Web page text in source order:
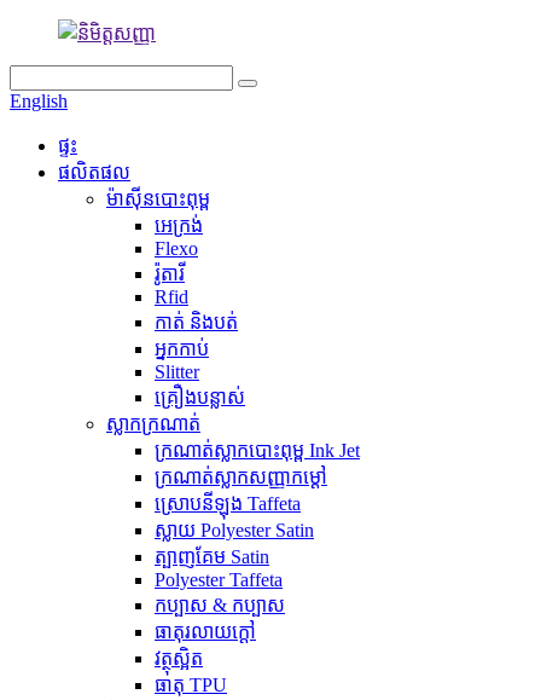
English
ផ្ទះ
ផលិតផល
ម៉ាស៊ីនបោះពុម្ព
អេក្រង់
Flexo
រ៉ូតារី
Rfid
កាត់ និងបត់
អ្នកកាប់
Slitter
គ្រឿងបន្លាស់
ស្លាកក្រណាត់
ក្រណាត់ស្លាកបោះពុម្ព Ink Jet
ក្រណាត់ស្លាកសញ្ញាកម្ដៅ
ស្រោបនីឡុង Taffeta
ស្លាយ Polyester Satin
ត្បាញគែម Satin
Polyester Taffeta
កប្បាស & កប្បាស
ធាតុរលាយក្តៅ
វត្ថុស្អិត
ធាតុ TPU